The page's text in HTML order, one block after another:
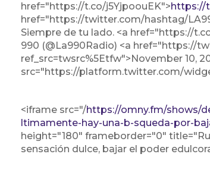
href="https://t.co/j5YjpoouEK">https://
href="https://twitter.com/hashtag/
Siempre de tu lado. <a href="https://
990 (@La990Radio) <a href="https://
ref_src=twsrc%5Etfw">November 10,
src="https://platform.twitter.com/
<iframe src="/https://omny.fm/shows/
ltimamente-hay-una-b-squeda-por-
height="180" frameborder="0"
sensación dulce, bajar el poder